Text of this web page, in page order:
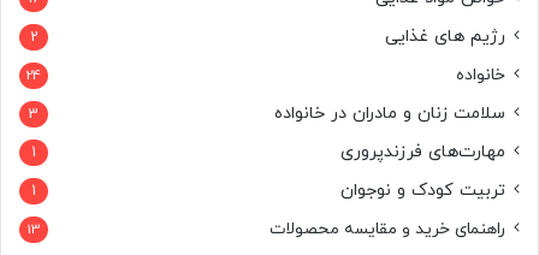
رژیم های غذایی 2
خانواده 24
سلامت زنان و مادران در خانواده 3
مهارت‌های فرزندپروری 1
تربیت کودک و نوجوان 1
راهنمای خرید و مقایسه محصولات 13